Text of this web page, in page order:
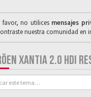
favor, no utilices mensajes
nuestra comunidad en
XANTIA 2.0 HDI